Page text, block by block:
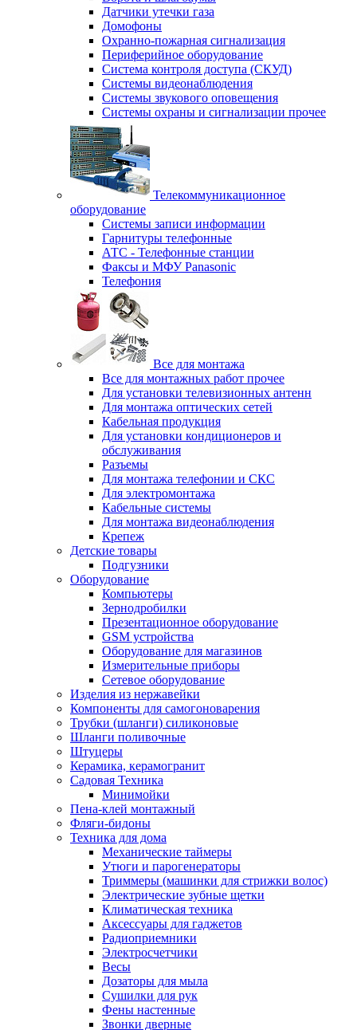
Датчики утечки газа
Домофоны
Охранно-пожарная сигнализация
Периферийное оборудование
Система контроля доступа (СКУД)
Системы видеонаблюдения
Системы звукового оповещения
Системы охраны и сигнализации прочее
Телекоммуникационное
оборудование
Системы записи информации
Гарнитуры телефонные
АТС - Телефонные станции
Факсы и МФУ Panasonic
Телефония
Все для монтажа
Все для монтажных работ прочее
Для установки телевизионных антенн
Для монтажа оптических сетей
Кабельная продукция
Для установки кондиционеров и
обслуживания
Разъемы
Для монтажа телефонии и СКС
Для электромонтажа
Кабельные системы
Для монтажа видеонаблюдения
Крепеж
Детские товары
Подгузники
Оборудование
Компьютеры
Зернодробилки
Презентационное оборудование
GSM устройства
Оборудование для магазинов
Измерительные приборы
Сетевое оборудование
Изделия из нержавейки
Компоненты для самогоноварения
Трубки (шланги) силиконовые
Шланги поливочные
Штуцеры
Керамика, керамогранит
Садовая Техника
Минимойки
Пена-клей монтажный
Фляги-бидоны
Техника для дома
Механические таймеры
Утюги и парогенераторы
Триммеры (машинки для стрижки волос)
Электрические зубные щетки
Климатическая техника
Аксессуары для гаджетов
Радиоприемники
Электросчетчики
Весы
Дозаторы для мыла
Сушилки для рук
Фены настенные
Звонки дверные